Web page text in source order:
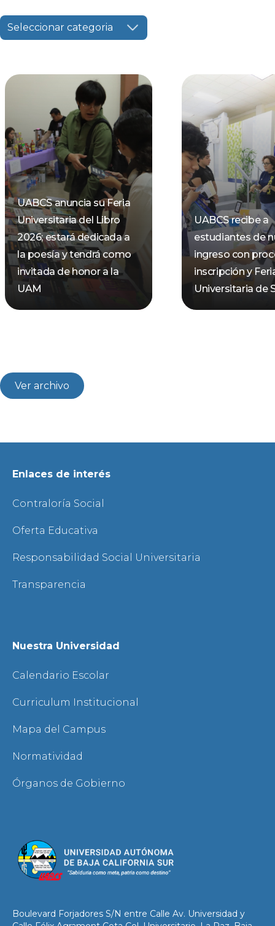
Seleccionar categoria
UABCS anuncia su Feria
Universitaria del Libro
2026; estará dedicada a
la poesía y tendrá como
invitada de honor a la
UAM
UABCS recibe a
estudiantes de
ingreso con
inscripción y
Universitaria de
Ver archivo
Enlaces de interés
Contraloría Social
Oferta Educativa
Responsabilidad Social Universitaria
Transparencia
Nuestra Universidad
Calendario Escolar
Curriculum Institucional
Mapa del Campus
Normatividad
Órganos de Gobierno
Boulevard Forjadores S/N entre Calle Av. Universidad y